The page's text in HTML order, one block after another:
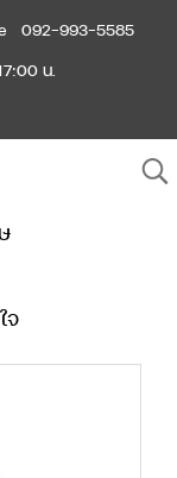
092-993-5585
น.
จ